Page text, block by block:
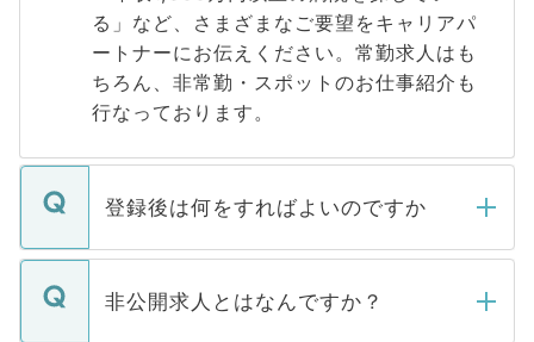
る」など、さまざまなご要望をキャリアパ
ートナーにお伝えください。常勤求人はも
ちろん、非常勤・スポットのお仕事紹介も
行なっております。
登録後は何をすればよいのですか
ご登録いただきましたら、弊社担当者がご
登録内容を確認し、その後メールもしくは
非公開求人とはなんですか？